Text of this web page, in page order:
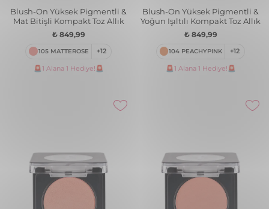
Blush-On Yüksek Pigmentli &
Mat Bitişli Kompakt Toz Allık
₺ 849,99
105 MATTEROSE +12
🚨1 Alana 1 Hediye!🚨
Blush-On Yüksek Pigmentli &
Yoğun Işıltılı Kompakt Toz Allık
₺ 849,99
104 PEACHYPINK +12
🚨1 Alana 1 Hediye!🚨